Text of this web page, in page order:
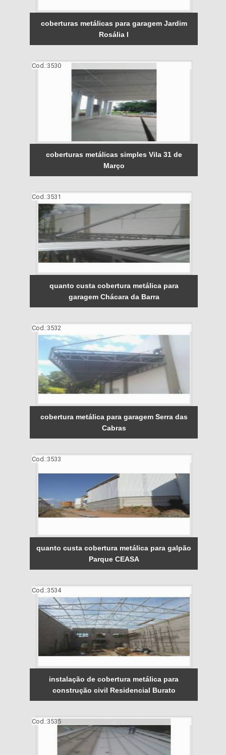
coberturas metálicas para garagem Jardim
Rosália I
Cod.:3530
coberturas metálicas simples Vila 31 de
Março
Cod.:3531
quanto custa cobertura metálica para
garagem Chácara da Barra
Cod.:3532
cobertura metálica para garagem Serra das
Cabras
Cod.:3533
quanto custa cobertura metálica para galpão
Parque CEASA
Cod.:3534
instalação de cobertura metálica para
construção civil Residencial Burato
Cod.:3535